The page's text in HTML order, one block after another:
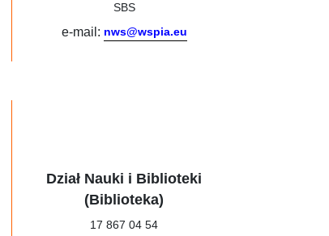
SBS
e-mail: nws@wspia.eu
Dział Nauki i Biblioteki
(Biblioteka)
17 867 04 54